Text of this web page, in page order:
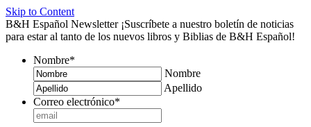
Skip to Content
B&H Español Newsletter ¡Suscríbete a nuestro boletín de noticias
para estar al tanto de los nuevos libros y Biblias de B&H Español!
Nombre*
Nombre
Apellido
Correo electrónico*